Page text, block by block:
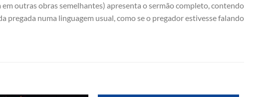
outras obras semelhantes) apresenta o sermão completo, contendo
pregada numa linguagem usual, como se o pregador estivesse falando